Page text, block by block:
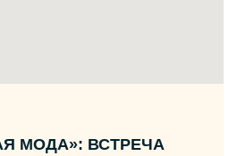
МОДА»: ВСТРЕЧА